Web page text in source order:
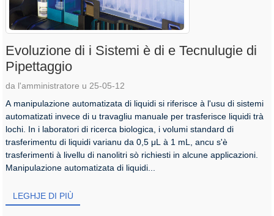
Evoluzione di i Sistemi è di e Tecnulugie di
Pipettaggio
da l'amministratore u 25-05-12
A manipulazione automatizata di liquidi si riferisce à l'usu di sistemi
automatizati invece di u travagliu manuale per trasferisce liquidi trà
lochi. In i laboratori di ricerca biologica, i volumi standard di
trasferimentu di liquidi varianu da 0,5 μL à 1 mL, ancu s'è
trasferimenti à livellu di nanolitri sò richiesti in alcune applicazioni.
Manipulazione automatizata di liquidi...
LEGHJE DI PIÙ